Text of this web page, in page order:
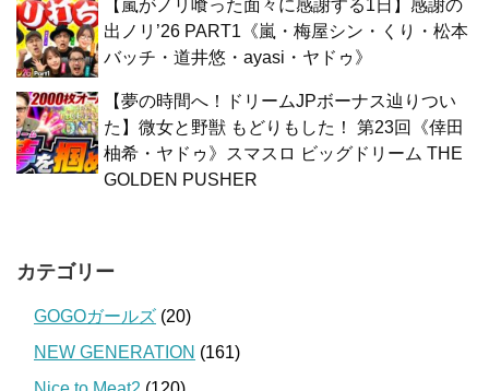
【嵐がノリ喰った面々に感謝する1日】感謝の
出ノリ’26 PART1《嵐・梅屋シン・くり・松本
バッチ・道井悠・ayasi・ヤドゥ》
【夢の時間へ！ドリームJPボーナス辿りつい
た】微女と野獣 もどりもした！ 第23回《倖田
柚希・ヤドゥ》スマスロ ビッグドリーム THE
GOLDEN PUSHER
カテゴリー
GOGOガールズ (20)
NEW GENERATION (161)